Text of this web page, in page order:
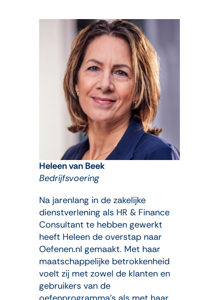
Heleen van Beek
Bedrijfsvoering
Na jarenlang in de zakelijke
dienstverlening als HR & Finance
Consultant te hebben gewerkt
heeft Heleende overstap naar
Oefenen.nl gemaakt. Met haar
maatschappelijke betrokkenheid
voelt zij met zowel de klanten en
gebruikers van de